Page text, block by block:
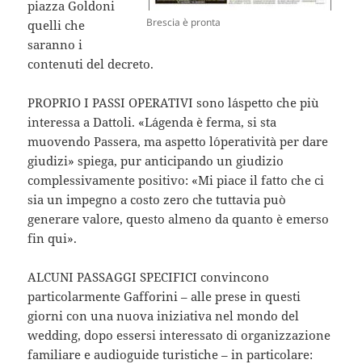
Brescia è pronta
piazza Goldoni
quelli che
saranno i
contenuti del decreto.
PROPRIO I PASSI OPERATIVI sono l´aspetto che più
interessa a Dattoli. «L´agenda è ferma, si sta
muovendo Passera, ma aspetto l´operatività per dare
giudizi» spiega, pur anticipando un giudizio
complessivamente positivo: «Mi piace il fatto che ci
sia un impegno a costo zero che tuttavia può
generare valore, questo almeno da quanto è emerso
fin qui».
ALCUNI PASSAGGI SPECIFICI convincono
particolarmente Gafforini – alle prese in questi
giorni con una nuova iniziativa nel mondo del
wedding, dopo essersi interessato di organizzazione
familiare e audioguide turistiche – in particolare: